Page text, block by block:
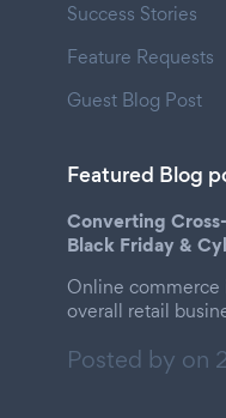
Success Stories
Feature Requests
Guest Blog Post
Featured Blog
Converting
Black Friday &
Online commerce
overall retail
Posted by on